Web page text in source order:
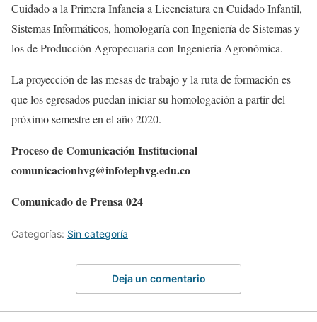
Cuidado a la Primera Infancia a Licenciatura en Cuidado Infantil,
Sistemas Informáticos, homologaría con Ingeniería de Sistemas y
los de Producción Agropecuaria con Ingeniería Agronómica.
La proyección de las mesas de trabajo y la ruta de formación es
que los egresados puedan iniciar su homologación a partir del
próximo semestre en el año 2020.
Proceso de Comunicación Institucional
comunicacionhvg@infotephvg.edu.co
Comunicado de Prensa 024
Categorías: Sin categoría
Deja un comentario